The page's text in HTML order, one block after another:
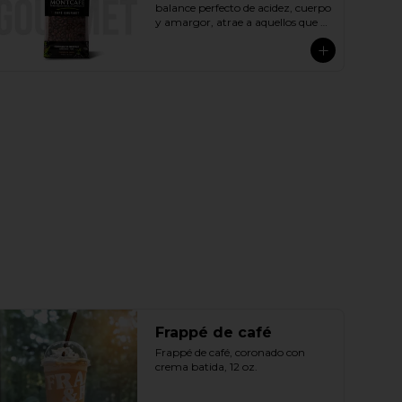
balance perfecto de acidez, cuerpo
y amargor, atrae a aquellos que
buscan sabores más completos y
Frappé de café
Frappé de café, coronado con
crema batida, 12 oz.